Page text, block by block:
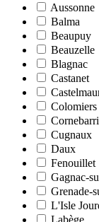
Aussonne
Balma
Beaupuy
Beauzelle
Blagnac
Castanet
Colomiers
Cugnaux
Daux
Fenouillet
Gagnac-
Grenade-
L'Isle
Labège